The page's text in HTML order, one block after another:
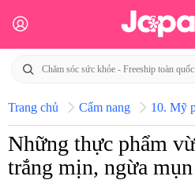
Trang chủ Cẩm nang 10. Mỹ
Những thực phẩm
trắng mịn, ngừa